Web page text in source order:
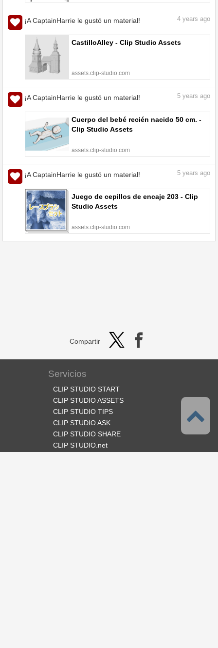
¡A CaptainHarrie le gustó un material! 4 years ago
CastilloAlley - Clip Studio Assets
assets.clip-studio.com
¡A CaptainHarrie le gustó un material! 5 years ago
Cuerpo del bebé recién nacido 50 cm. -
Clip Studio Assets
assets.clip-studio.com
¡A CaptainHarrie le gustó un material! 5 years ago
Juego de cepillos de encaje 203 - Clip
Studio Assets
assets.clip-studio.com
Compartir
Servicios
CLIP STUDIO START
CLIP STUDIO ASSETS
CLIP STUDIO TIPS
CLIP STUDIO ASK
CLIP STUDIO SHARE
CLIP STUDIO.net